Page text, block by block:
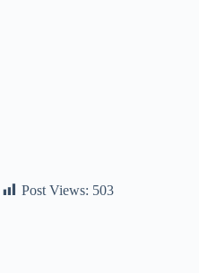
Post Views: 503